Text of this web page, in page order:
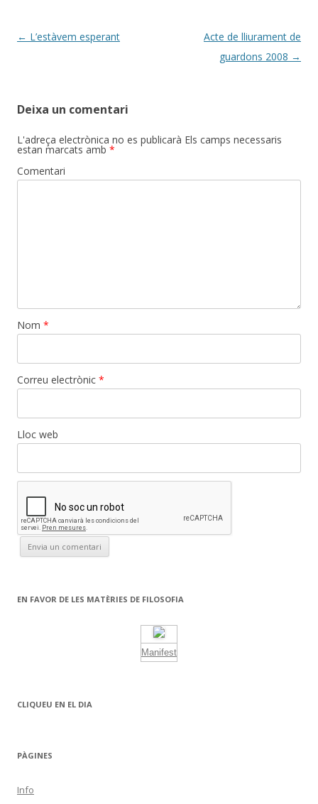
k ix
Post
← L’estàvem esperant
Acte de lliurament de
guardons 2008 →
Deixa un comentari
L'adreça electrònica no es publicarà Els camps necessaris
estan marcats amb *
Comentari
Nom *
Correu electrònic *
Lloc web
EN FAVOR DE LES MATÈRIES DE FILOSOFIA
Manifest
CLIQUEU EN EL DIA
PÀGINES
Info